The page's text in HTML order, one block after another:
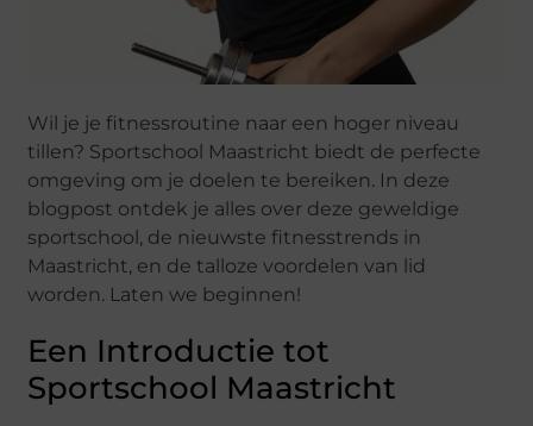
Wil je je fitnessroutine naar een hoger niveau
tillen? Sportschool Maastricht biedt de perfecte
omgeving om je doelen te bereiken. In deze
blogpost ontdek je alles over deze geweldige
sportschool, de nieuwste fitnesstrends in
Maastricht, en de talloze voordelen van lid
worden. Laten we beginnen!
Een Introductie tot
Sportschool Maastricht